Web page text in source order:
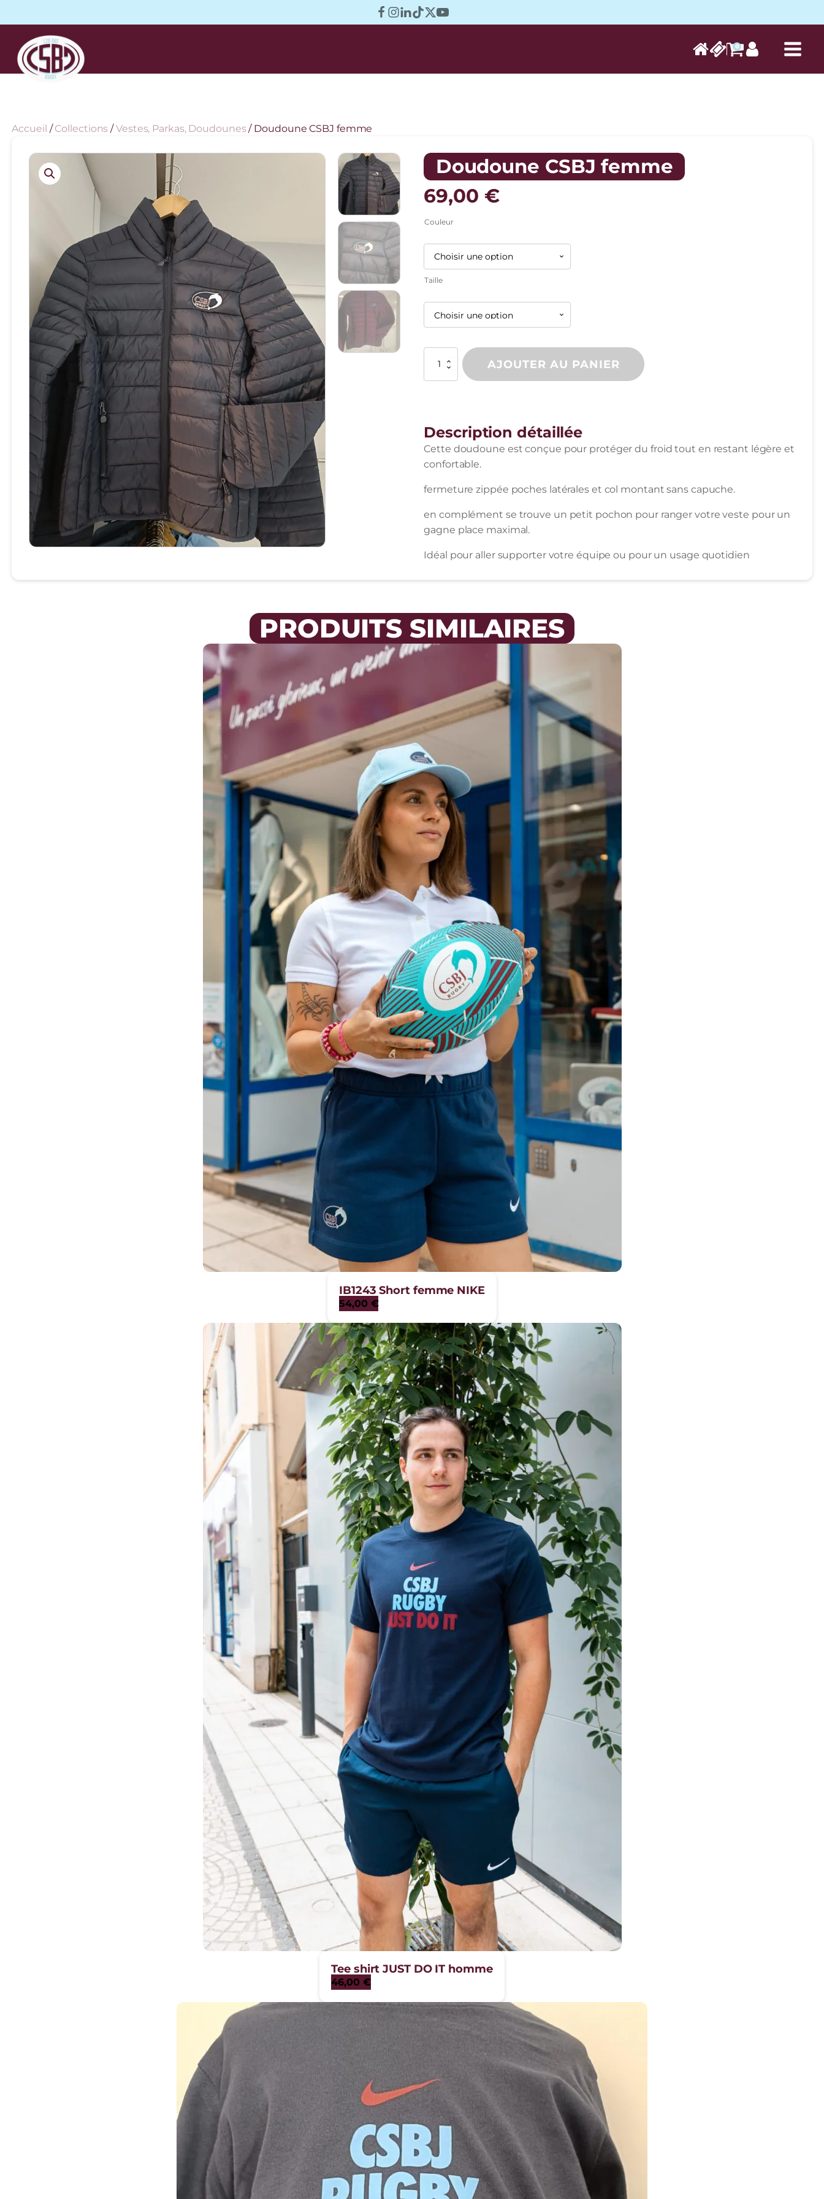
0
Accueil /Collections /Vestes, Parkas, Doudounes/ Doudoune CSBJ femme
Doudoune CSBJ femme
69,00 €
Couleur
Taille
Doudoune
AJOUTER AU PANIER
Description détaillée
Cette doudoune est conçue pour protéger du froid tout en restant légère et
confortable.
fermeture zippée poches latérales et col montant sans capuche.
en complément se trouve un petit pochon pour ranger votre veste pour un
gagne place maximal.
Idéal pour aller supporter votre équipe ou pour un usage quotidien
PRODUITS SIMILAIRES
IB1243 Short femme NIKE
54,00 €
Tee shirt JUST DO IT homme
46,00 €